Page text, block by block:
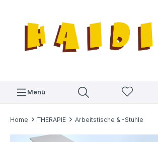
Menü
Home THERAPIE Arbeitstische & -Stühle